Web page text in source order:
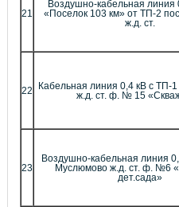
21
Воздушно-кабельная
«Поселок 103 км» от ТП-2
ж.д. ст.
22
Кабельная линия 0,4 кВ с ТП-
ж.д. ст. ф. № 15
23
Воздушно-кабельная линия
Муслюмово ж.д. ст. ф. №6
дет.сада»